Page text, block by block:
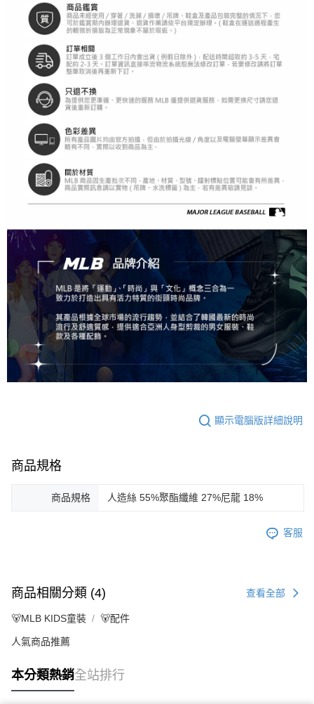
顯示電腦版詳細說明
商品規格
商品規格 人造絲 55%聚酯纖維 27%尼龍 18%
客服
商品相關分類 (4) 查看全部
🐻MLB KIDS童裝 🐻配件
人氣商品推薦
本分類熱銷全站排行